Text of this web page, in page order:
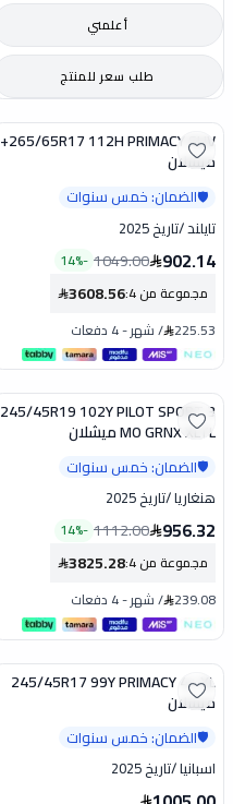
أعلمني
طلب سعر للمنتج
تخفيض265/65R17 112H PRIMACY SUV+
ميشلان
🛡️الضمان: خمس سنوات
تايلند/تاريخ 2025
902.14
1049.00
-
14%
مجموعة من 4 :
3608.56
225.53
/شهر-4 دفعات
تخفيض
245/45R19 102Y PILOT SPORT 3
MO GRNX XLTL ميشلان
🛡️الضمان: خمس سنوات
هنغاريا/تاريخ 2025
956.32
1112.00
-
14%
مجموعة من 4 :
3825.28
239.08
/شهر-4 دفعات
245/45R17 99Y PRIMACY 4+ XL
ميشلان
🛡️الضمان: خمس سنوات
اسبانيا/تاريخ 2025